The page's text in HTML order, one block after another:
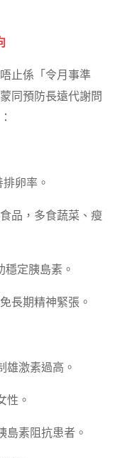
止係「令月事準
同預防長遠代謝問
卵率。
品，多食蔬菜、瘦
穩定胰島素。
長期精神緊張。
雄激素過高。
性。
島素阻抗患者。